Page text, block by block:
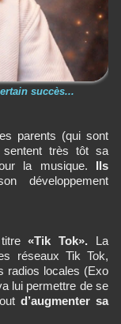
succès...
parents (qui sont
sentent très tôt sa
la musique. Ils
développement
titre«Tik Tok». La
réseaux Tik Tok,
radios locales (Exo
lui permettre de se
d’augmenter sa